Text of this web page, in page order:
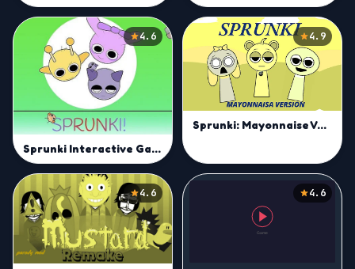
4.6
Sprunki Interactive Game
4.9
Sprunki: Mayonnaise Version
4.6 4.6